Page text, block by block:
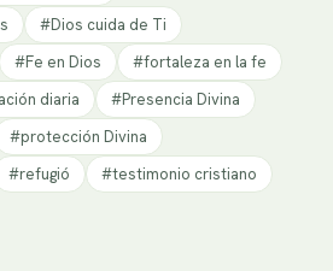
#Dios cuida de Ti
#Fe en Dios
#fortaleza en la fe
diaria
#Presencia Divina
#protección Divina
#refugió
#testimonio cristiano